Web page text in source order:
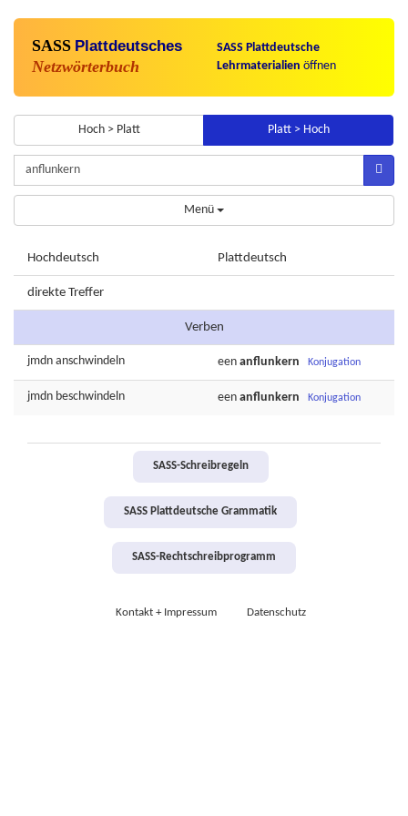
SASS Plattdeutsches
Netzwörterbuch
SASS Plattdeutsche
Lehrmaterialien öffnen
Hoch > Platt Platt > Hoch
Menü
Hochdeutsch Plattdeutsch
direkte Treffer
Verben
jmdn anschwindeln een anflunkern Konjugation
jmdn beschwindeln een anflunkern Konjugation
SASS-Schreibregeln
SASS Plattdeutsche Grammatik
SASS-Rechtschreibprogramm
Kontakt + Impressum Datenschutz